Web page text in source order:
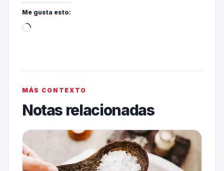
Me gusta esto:
MÁS CONTEXTO
Notas relacionadas